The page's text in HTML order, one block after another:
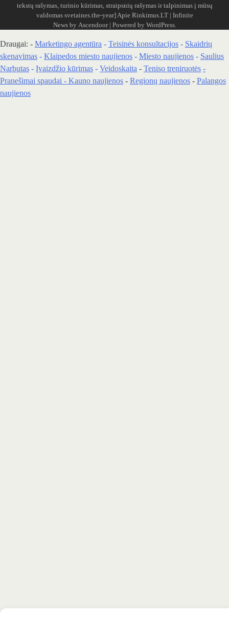
tekstų rašymas, turinio kūrimas, straipsnių rašymas ir talpinimas į mūsų
valdomas svetaines.the-year] Apie Rinkimus.LT| Infinite
News by Ascendoor| Powered by WordPress.
Draugai: - Marketingo agentūra - Teisinės konsultacijos - Skaidrių
skenavimas - Klaipedos miesto naujienos - Miesto naujienos - Saulius
Narbutas - Įvaizdžio kūrimas - Veidoskaita - Teniso treniruotės -
Pranešimai spaudai - Kauno naujienos - Regionų naujienos - Palangos
naujienos